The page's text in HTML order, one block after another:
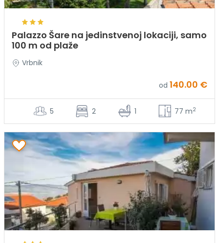
Palazzo Šare na jedinstvenoj lokaciji, samo
100 m od plaže
Vrbnik
od 140.00 €
5 2 1 77 m2